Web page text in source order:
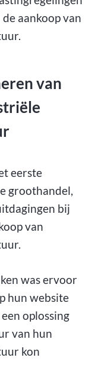
aankoop van
van
eerste
groothandel,
bij
van
was ervoor
hun website
oplossing
van hun
kon